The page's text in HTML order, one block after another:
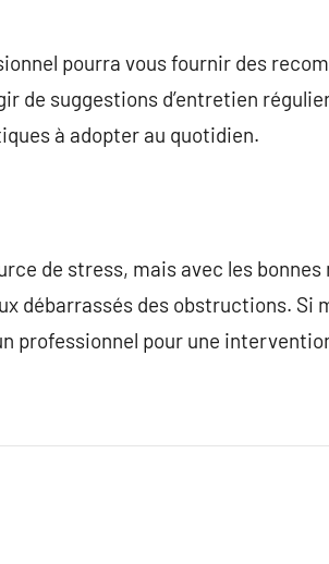
pourra vous fournir des
de suggestions d’entretien
à adopter au quotidien.
de stress, mais avec les
débarrassés des obstructions. Si
professionnel pour une